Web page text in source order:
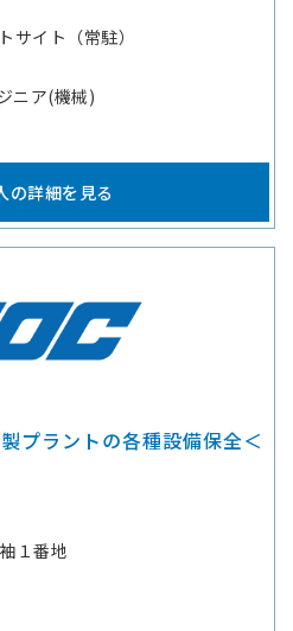
サイト（常駐）
ニア(機械)
の詳細を見る
プラントの各種設備保全＜
１番地